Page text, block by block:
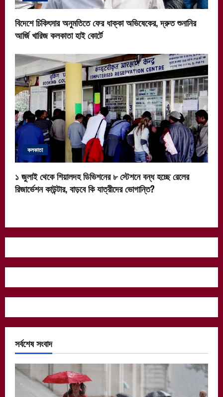
বিদেশে চিকিৎসার অনুমতিতে ফের ধাক্কা অভিষেকের, দ্রুত শুনানির
আর্জি খারিজ কলকাতা হাই কোর্টে
কলকাতা
১ জুলাই থেকে শিয়ালদহ ডিভিশনের ৮ স্টেশনে বন্ধ হচ্ছে রেলের
রিজার্ভেশন কাউন্টার, বাড়বে কি যাত্রীদের ভোগান্তি?
সর্বশেষ সংবাদ